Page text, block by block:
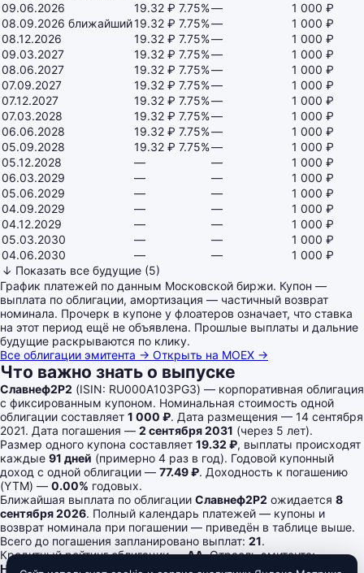
09.06.2026
19.32 ₽ 7.75%—
1 000 ₽
08.09.2026 ближайший19.32 ₽ 7.75%—
1 000 ₽
08.12.2026
19.32 ₽ 7.75%—
1 000 ₽
09.03.2027
19.32 ₽ 7.75%—
1 000 ₽
08.06.2027
19.32 ₽ 7.75%—
1 000 ₽
07.09.2027
19.32 ₽ 7.75%—
1 000 ₽
07.12.2027
19.32 ₽ 7.75%—
1 000 ₽
07.03.2028
19.32 ₽ 7.75%—
1 000 ₽
06.06.2028
19.32 ₽ 7.75%—
1 000 ₽
05.09.2028
19.32 ₽ 7.75%—
1 000 ₽
05.12.2028
— —
1 000 ₽
06.03.2029
— —
1 000 ₽
05.06.2029
— —
1 000 ₽
04.09.2029
— —
1 000 ₽
04.12.2029
— —
1 000 ₽
05.03.2030
— —
1 000 ₽
04.06.2030
— —
1 000 ₽
↓ Показать все будущие (5)
График платежей по данным Московской биржи. Купон —
выплата по облигации, амортизация — частичный возврат
номинала. Прочерк в купоне у флоатеров означает, что ставка
на этот период ещё не объявлена. Прошлые выплаты и дальние
будущие раскрываются по клику.
Все облигации эмитента → Открыть на MOEX →
Что важно знать о выпуске
Славнеф2Р2 (ISIN: RU000A103PG3) — корпоративная облигация
с фиксированным купоном. Номинальная стоимость одной
облигации составляет 1 000 ₽. Дата размещения — 14 сентября
2021. Дата погашения — 2 сентября 2031 (через 5 лет).
Размер одного купона составляет 19.32 ₽, выплаты происходят
каждые 91 дней (примерно 4 раз в год). Годовой купонный
доход с одной облигации — 77.49 ₽. Доходность к погашению
(YTM) — 0.00% годовых.
Ближайшая выплата по облигации Славнеф2Р2 ожидается 8
сентября 2026. Полный календарь платежей — купоны и
возврат номинала при погашении — приведён в таблице выше.
Всего до погашения запланировано выплат: 21.
Кредитный рейтинг облигации —AA. Отрасль эмитента:
Нефтегаз
. Уровень листинга на Московской бирже — 2.